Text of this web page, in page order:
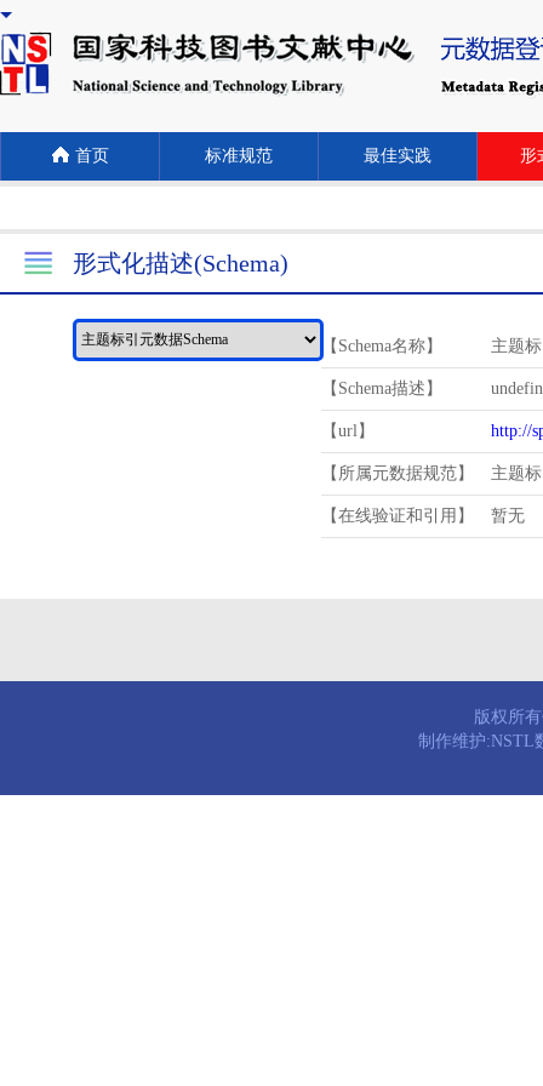
首页 标准规范 最佳实践 形
形式化描述(Schema)
【Schema名称】 主题
【Schema描述】
【url】 http://
【所属元数据规范】 主题
【在线验证和引用】 暂无
版权所
制作维护:NSTL